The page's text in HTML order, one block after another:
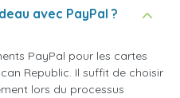
avec PayPal ?
PayPal pour les cartes
Republic. Il suffit de choisir
lors du processus